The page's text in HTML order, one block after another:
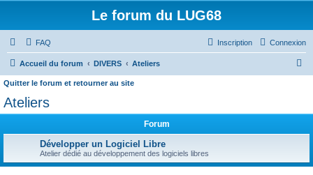
Le forum du LUG68
FAQ Connexion
Inscription
Accueil du forum DIVERS Ateliers
h
c
Quitter le forum et retourner au site
Ateliers
Forum
Développer un Logiciel Libre
Atelier dédié au développement des logiciels libres